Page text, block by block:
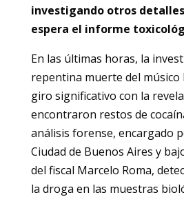
investigando otros
espera el informe
En las últimas horas, la
repentina muerte del músico
giro significativo con la
encontraron restos de
análisis forense, encargado
Ciudad de Buenos Aires y
del fiscal Marcelo Roma,
la droga en las muestras